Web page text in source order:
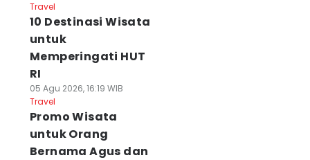
Travel
10 Destinasi Wisata
untuk
Memperingati HUT
RI
05 Agu 2026, 16:19 WIB
Travel
Promo Wisata
untuk Orang
Bernama Agus dan